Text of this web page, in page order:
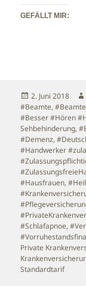
GEFÄLLT MIR:
Veröffentlicht
am
2. Juni 2018
#Beamte,
#Besser #Hören
Sehbehinderung,
#Demenz,
#Handwerker
#Hausfrauen,
#Schlafapnoe,
Private
Standardtarif